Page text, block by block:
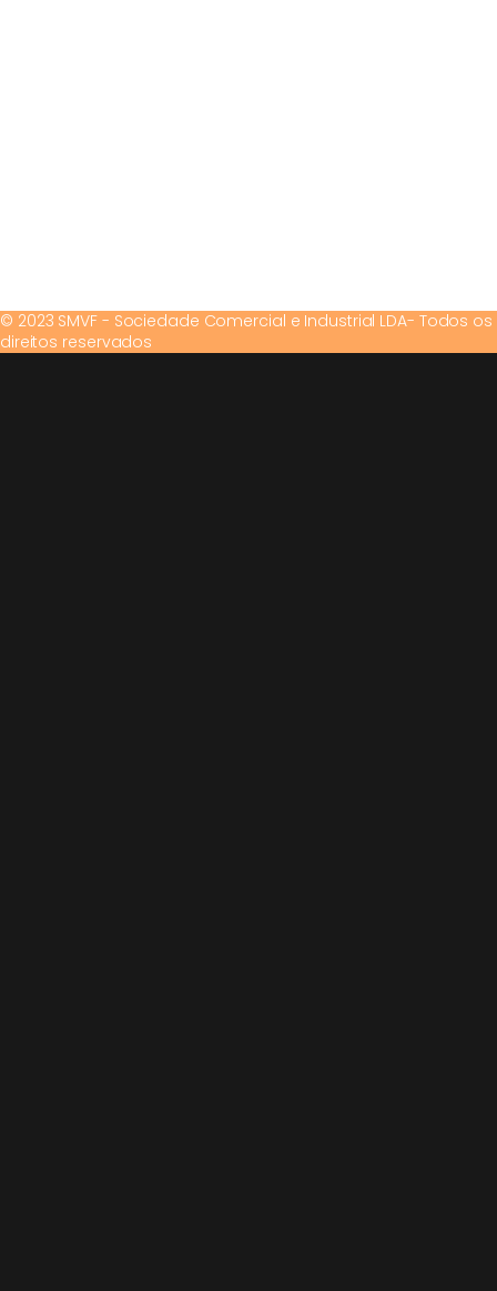
© 2023 SMVF - Sociedade Comercial e Industrial LDA- Todos os
direitos reservados